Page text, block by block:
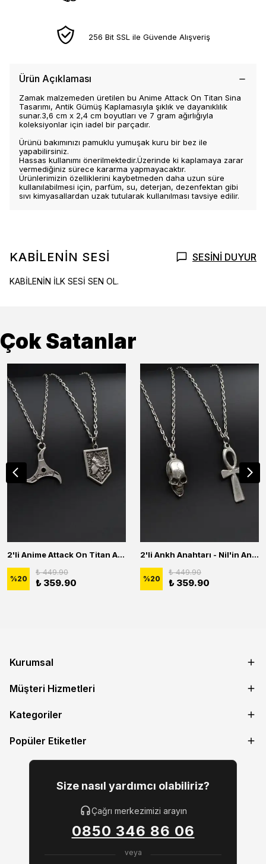
256 Bit SSL ile Güvende Alışveriş
Ürün Açıklaması
Zamak malzemeden üretilen bu Anime Attack On Titan Sina
Tasarımı, Antik Gümüş Kaplamasıyla şıklık ve dayanıklılık
sunar.3,6 cm x 2,4 cm boyutları ve 7 gram ağırlığıyla
koleksiyonlar için iadel bir parçadır.
Ürünü bakımınızı pamuklu yumuşak kuru bir bez ile
yapabilirsiniz.
Hassas kullanımı önerilmektedir.Üzerinde ki kaplamaya zarar
vermediğiniz sürece kararma yapmayacaktır.
Ürünlerimizin özelliklerini kaybetmeden daha uzun süre
kullanılabilmesi için, parfüm, su, deterjan, dezenfektan gibi
sıvı kimyasallardan uzak tutularak kullanılması tavsiye edilir.
KABİLENİN SESİ SESİNİ DUYUR
KABİLENİN İLK SESİ SEN OL.
Çok Satanlar
2'li Anime Attack On Titan Acrylic Maria Anime Naruto Erkek Kadın Kolye Seti
%20
₺ 449.90
₺ 359.90
2'li Ankh Anahtarı - Nil'in Anahtarı - Kuru Kafa Erkek Kadın Kolye Seti
%20
₺ 449.90
₺ 359.90
Kurumsal
Müşteri Hizmetleri
Kategoriler
Popüler Etiketler
Size nasıl yardımcı olabiliriz?
Çağrı merkezimizi arayın
0850 346 86 06